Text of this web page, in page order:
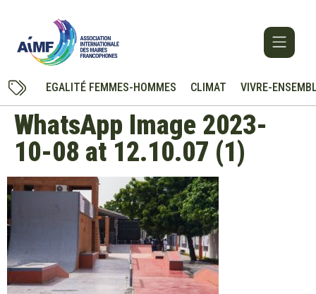
EGALITÉ FEMMES-HOMMES CLIMAT VIVRE-
WhatsApp Image 2023-
10-08 at 12.10.07 (1)